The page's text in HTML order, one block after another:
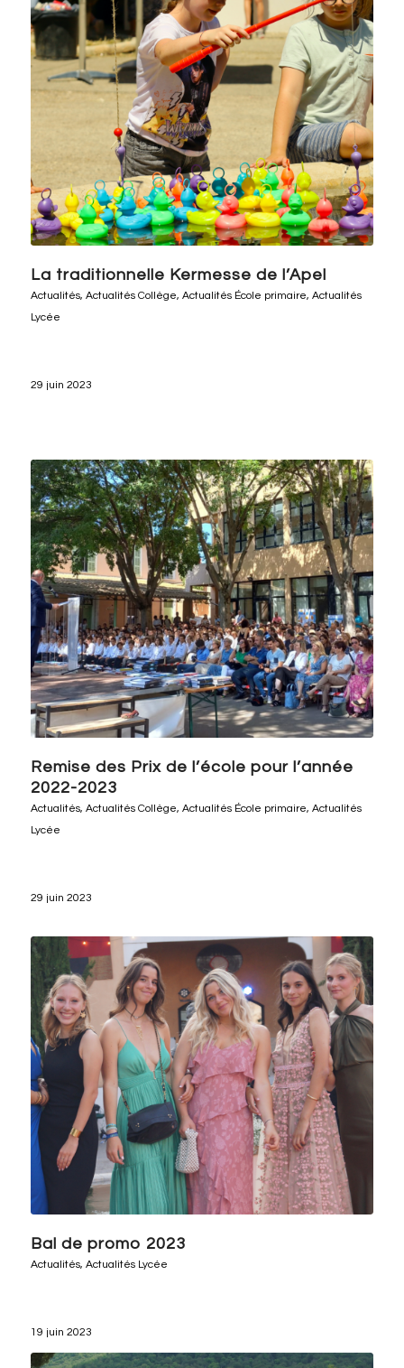
La traditionnelle Kermesse de l’Apel
Actualités, Actualités Collège, Actualités École primaire, Actualités
Lycée
29 juin 2023
Remise des Prix de l’école pour l’année
2022-2023
Actualités, Actualités Collège, Actualités École primaire, Actualités
Lycée
29 juin 2023
Bal de promo 2023
Actualités, Actualités Lycée
19 juin 2023